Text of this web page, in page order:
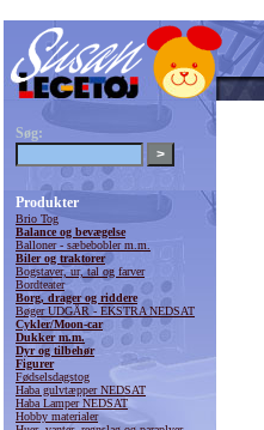
Søg:
Produkter
Brio Tog
Balance og bevægelse
Balloner - sæbebobler m.m.
Biler og traktorer
Bogstaver, ur, tal og farver
Bordteater
Borg, drager og riddere
Bøger UDGÅR - EKSTRA NEDSAT
Cykler/Moon-car
Dukker m.m.
Dyr og tilbehør
Figurer
Fødselsdagstog
Haba gulvtæpper NEDSAT
Haba Lamper NEDSAT
Hobby materialer